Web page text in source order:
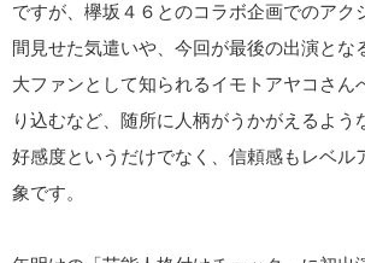
ですが、欅坂４６とのコラボ企画でのアク
間見せた気遣いや、今回が最後の出演とな
大ファンとして知られるイモトアヤコさん
り込むなど、随所に人柄がうかがえるよう
好感度というだけでなく、信頼感もレベル
象です。